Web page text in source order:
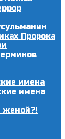
Пророка
имена
имена
женой?!